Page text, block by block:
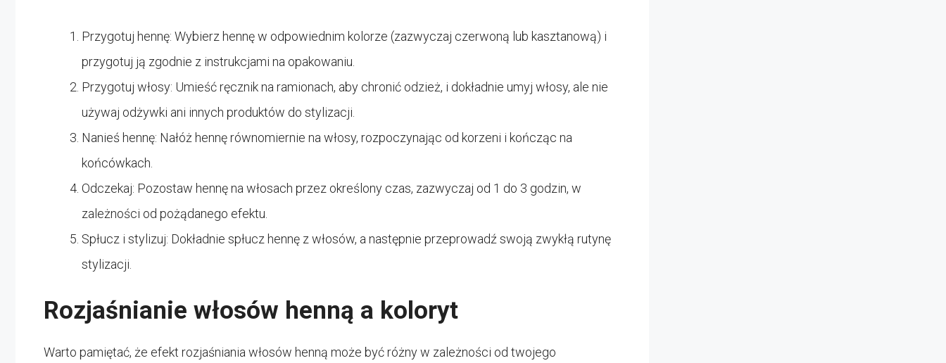
Przygotuj hennę: Wybierz hennę w odpowiednim kolorze (zazwyczaj czerwoną lub kasztanową) i
przygotuj ją zgodnie z instrukcjami na opakowaniu.
Przygotuj włosy: Umieść ręcznik na ramionach, aby chronić odzież, i dokładnie umyj włosy, ale nie
używaj odżywki ani innych produktów do stylizacji.
Nanieś hennę: Nałóż hennę równomiernie na włosy, rozpoczynając od korzeni i kończąc na
końcówkach.
Odczekaj: Pozostaw hennę na włosach przez określony czas, zazwyczaj od 1 do 3 godzin, w
zależności od pożądanego efektu.
Spłucz i stylizuj: Dokładnie spłucz hennę z włosów, a następnie przeprowadź swoją zwykłą rutynę
stylizacji.
Rozjaśnianie włosów henną a koloryt
Warto pamiętać, że efekt rozjaśniania włosów henną może być różny w zależności od twojego